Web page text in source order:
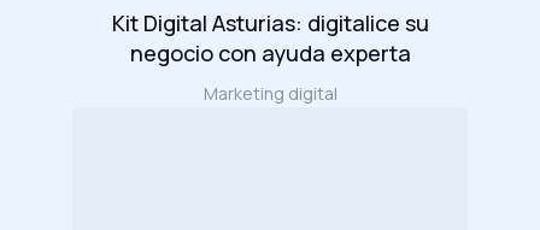
Kit Digital Asturias: digitalice su
negocio con ayuda experta
Marketing digital